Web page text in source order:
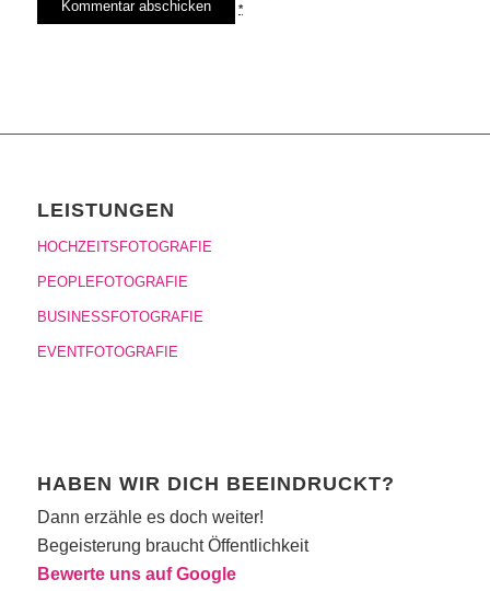
diese Website einverstanden.*
LEISTUNGEN
HOCHZEITSFOTOGRAFIE
PEOPLEFOTOGRAFIE
BUSINESSFOTOGRAFIE
EVENTFOTOGRAFIE
HABEN WIR DICH BEEINDRUCKT?
Dann erzähle es doch weiter!
Begeisterung braucht Öffentlichkeit
Bewerte uns auf Google